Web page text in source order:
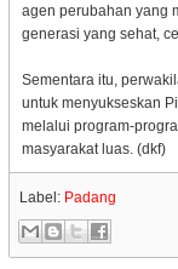
agen perubahan yang
generasi yang sehat,
Sementara itu,
untuk menyukseskan
melalui program-
masyarakat luas. (dkf)
Label: Padang